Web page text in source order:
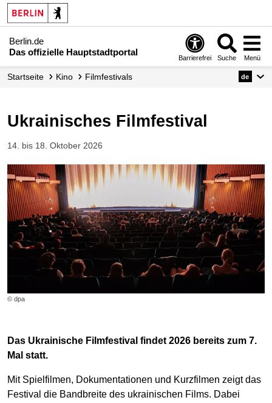
Berlin.de
Das offizielle Hauptstadtportal
Barrierefrei Suche Menü
Startseite Kino Filmfestivals de
Ukrainisches Filmfestival
14. bis 18. Oktober 2026
© dpa
Das Ukrainische Filmfestival findet 2026 bereits zum 7.
Mal statt.
Mit Spielfilmen, Dokumentationen und Kurzfilmen zeigt das
Festival die Bandbreite des ukrainischen Films. Dabei